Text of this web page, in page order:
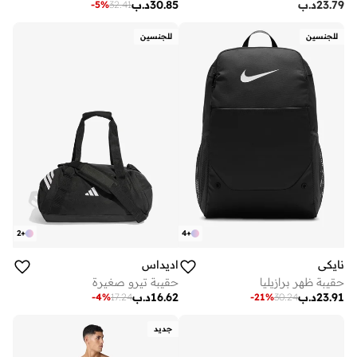
د.ب23.79
د.ب30.85
32.41
-5%
للجنسين
+
4
نايكي
حقيبة ظهر برازيليا
د.ب23.91
30.24
-21%
للجنسين
+
2
اديداس
حقيبة تيرو صغيرة
د.ب16.62
17.24
-4%
جديد